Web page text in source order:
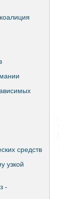
средств
узкой
-